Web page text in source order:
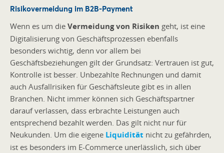
Risikovermeidung im B2B-Payment
Wenn es um die Vermeidung von Risiken geht, ist eine
Digitalisierung von Geschäftsprozessen ebenfalls
besonders wichtig, denn vor allem bei
Geschäftsbeziehungen gilt der Grundsatz: Vertrauen ist gut,
Kontrolle ist besser. Unbezahlte Rechnungen und damit
auch Ausfallrisiken für Geschäftsleute gibt es in allen
Branchen. Nicht immer können sich Geschäftspartner
darauf verlassen, dass erbrachte Leistungen auch
entsprechend bezahlt werden. Das gilt nicht nur für
Neukunden. Um die eigene Liquidität nicht zu gefährden,
ist es besonders im E-Commerce unerlässlich, sich über